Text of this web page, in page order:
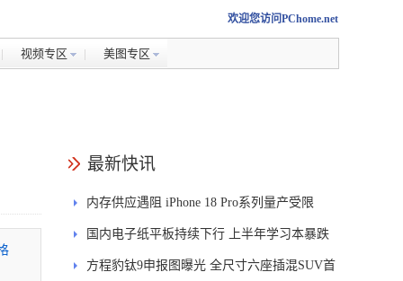
欢迎您访问PChome.net
视频专区 美图专区
最新快讯
内存供应遇阻 iPhone 18 Pro系列量产受限
国内电子纸平板持续下行 上半年学习本暴跌
84.6%
方程豹钛9申报图曝光 全尺寸六座插混SUV首